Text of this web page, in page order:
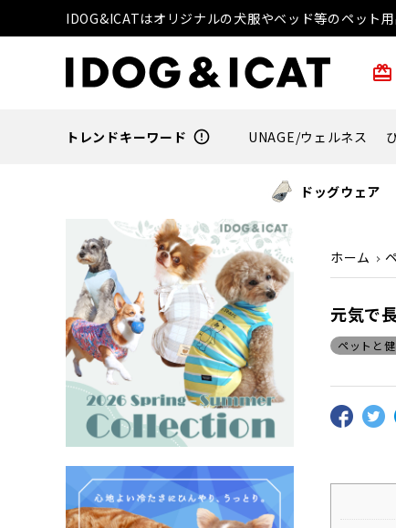
IDOG&ICATはオリジナルの犬服やベッド等のペット
card_giftcard
トレンドキーワード error_outline UNAGE/ウェルネス
ドッグウェア
ホーム
元気で
ペットと